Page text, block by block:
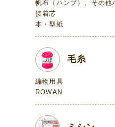
帆布（ハンプ）、その他
接着芯
本・型紙
毛糸
編物用具
ROWAN